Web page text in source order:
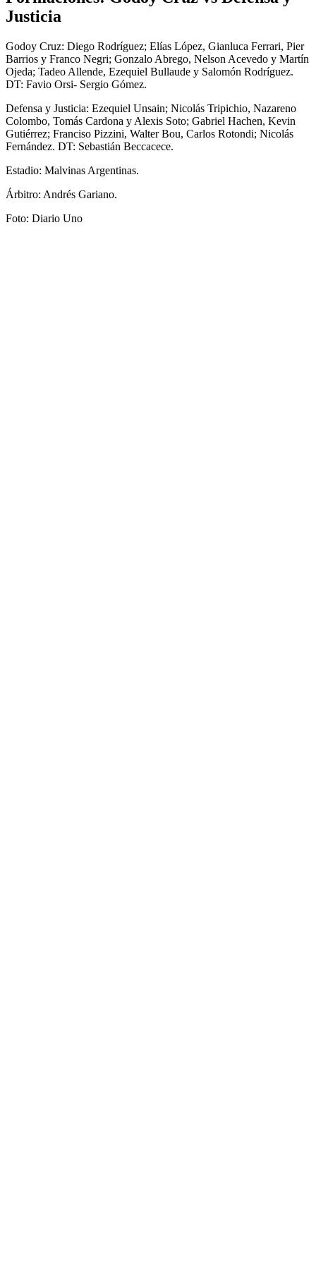
Justicia
Godoy Cruz: Diego Rodríguez; Elías López, Gianluca Ferrari, Pier
Barrios y Franco Negri; Gonzalo Abrego, Nelson Acevedo y Martín
Ojeda; Tadeo Allende, Ezequiel Bullaude y Salomón Rodríguez.
DT: Favio Orsi- Sergio Gómez.
Defensa y Justicia: Ezequiel Unsain; Nicolás Tripichio, Nazareno
Colombo, Tomás Cardona y Alexis Soto; Gabriel Hachen, Kevin
Gutiérrez; Franciso Pizzini, Walter Bou, Carlos Rotondi; Nicolás
Fernández. DT: Sebastián Beccacece.
Estadio: Malvinas Argentinas.
Árbitro: Andrés Gariano.
Foto: Diario Uno